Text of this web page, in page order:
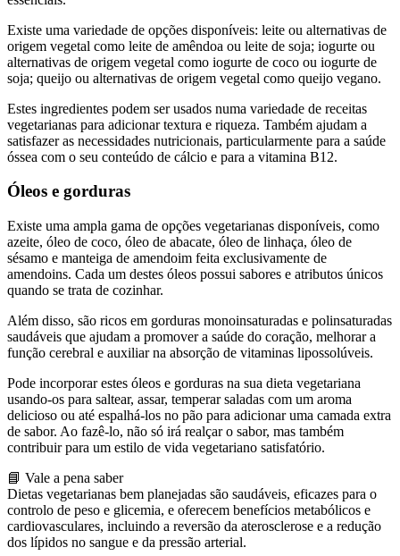
Existe uma variedade de opções disponíveis: leite ou alternativas de
origem vegetal como leite de amêndoa ou leite de soja; iogurte ou
alternativas de origem vegetal como iogurte de coco ou iogurte de
soja; queijo ou alternativas de origem vegetal como queijo vegano.
Estes ingredientes podem ser usados numa variedade de receitas
vegetarianas para adicionar textura e riqueza. Também ajudam a
satisfazer as necessidades nutricionais, particularmente para a saúde
óssea com o seu conteúdo de cálcio e para a vitamina B12.
Óleos e gorduras
Existe uma ampla gama de opções vegetarianas disponíveis, como
azeite, óleo de coco, óleo de abacate, óleo de linhaça, óleo de
sésamo e manteiga de amendoim feita exclusivamente de
amendoins. Cada um destes óleos possui sabores e atributos únicos
quando se trata de cozinhar.
Além disso, são ricos em gorduras monoinsaturadas e polinsaturadas
saudáveis que ajudam a promover a saúde do coração, melhorar a
função cerebral e auxiliar na absorção de vitaminas lipossolúveis.
Pode incorporar estes óleos e gorduras na sua dieta vegetariana
usando-os para saltear, assar, temperar saladas com um aroma
delicioso ou até espalhá-los no pão para adicionar uma camada extra
de sabor. Ao fazê-lo, não só irá realçar o sabor, mas também
contribuir para um estilo de vida vegetariano satisfatório.
📘 Vale a pena saber
Dietas vegetarianas bem planejadas são saudáveis, eficazes para o
controlo de peso e glicemia, e oferecem benefícios metabólicos e
cardiovasculares, incluindo a reversão da aterosclerose e a redução
dos lípidos no sangue e da pressão arterial.